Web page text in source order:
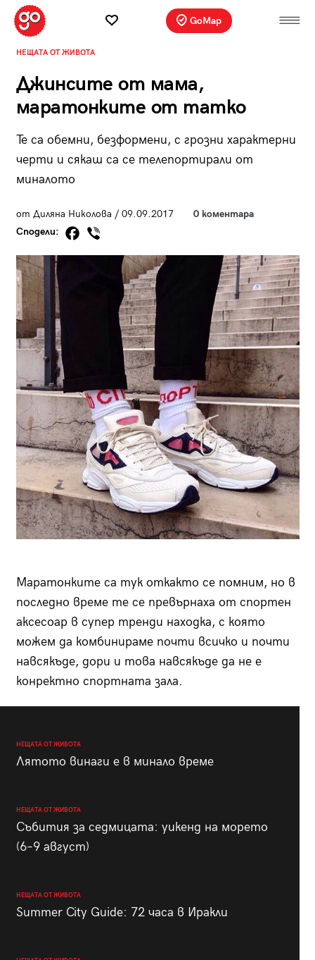
GoMap
НЕЩАТА ОТ ЖИВОТА
Джинсите от мама,
маратонките от татко
Te са обемни, безформени, с грозни характерни
черти и сякаш са се телепортирали от
миналото
от Диляна Николова / 09.09.2017
0 коментара
Сподели:
Маратонките са тук откакто се помним, но в
последно време те се превърнаха от спортен
аксесоар в супер тренди находка, с която
можем да комбинираме почти всичко и почти
навсякъде, дори и това навсякъде да не е
конректно спортната зала.
НЕЩАТА ОТ ЖИВОТА
Лятото винаги е в минало време
НЕЩАТА ОТ ЖИВОТА
Събития за седмицата: уикенд на морето
(6–9 август)
НЕЩАТА ОТ ЖИВОТА
Summer City Guide: 72 часа в Иракли